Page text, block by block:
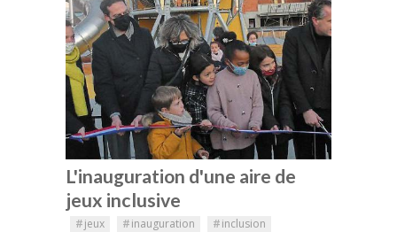
L'inauguration d'une aire de
jeux inclusive
#jeux #inauguration #inclusion